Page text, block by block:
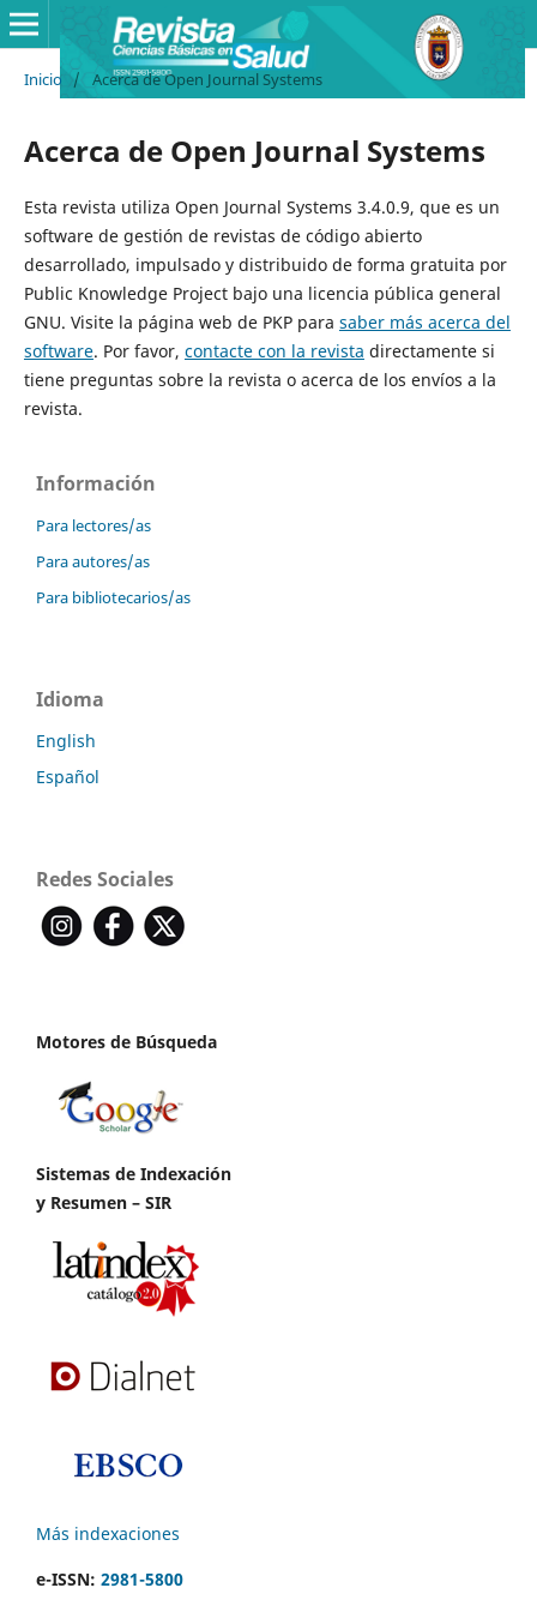
Inicio / Acerca de Open Journal Systems
Acerca de Open Journal Systems
Esta revista utiliza Open Journal Systems 3.4.0.9, que es un
software de gestión de revistas de código abierto
desarrollado, impulsado y distribuido de forma gratuita por
Public Knowledge Project bajo una licencia pública general
GNU. Visite la página web de PKP para saber más acerca del
software. Por favor, contacte con la revista directamente si
tiene preguntas sobre la revista o acerca de los envíos a la
revista.
Información
Para lectores/as
Para autores/as
Para bibliotecarios/as
Idioma
English
Español
Redes Sociales
Motores de Búsqueda
Sistemas de Indexación
y Resumen – SIR
Más indexaciones
e-ISSN: 2981-5800